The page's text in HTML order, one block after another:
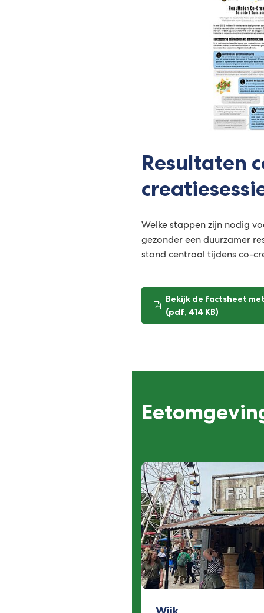
Resultaten
Welke stappen zijn nodig
gezonder een duurzamer
stond centraal tijdens co-
Bekijk de factsheet
(pdf, 414 KB)